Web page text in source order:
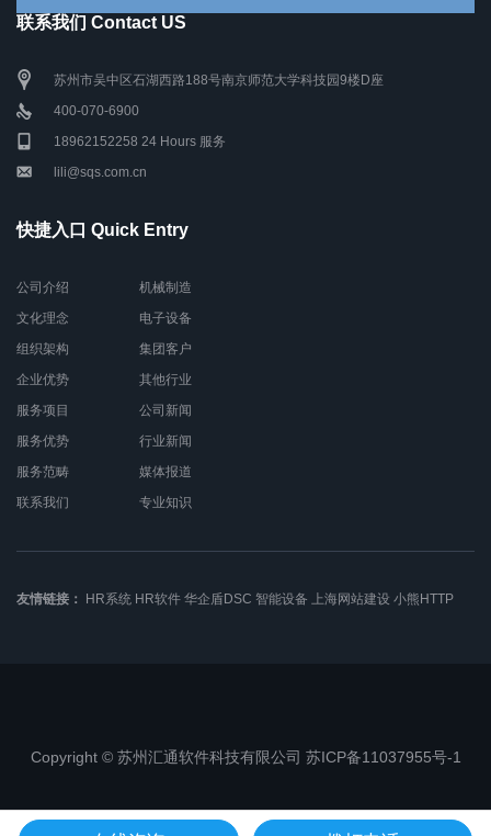
联系我们 Contact US
苏州市吴中区石湖西路188号南京师范大学科技园9楼D座
400-070-6900
18962152258 24 Hours 服务
lili@sqs.com.cn
快捷入口 Quick Entry
公司介绍
文化理念
组织架构
企业优势
服务项目
服务优势
服务范畴
联系我们
机械制造
电子设备
集团客户
其他行业
公司新闻
行业新闻
媒体报道
专业知识
友情链接： HR系统 HR软件 华企盾DSC 智能设备 上海网站建设 小熊HTTP
Copyright © 苏州汇通软件科技有限公司 苏ICP备11037955号-1